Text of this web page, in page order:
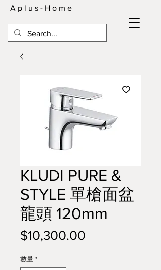
A p l u s - H o m e
KLUDI PURE &
STYLE 單槍面盆
龍頭 120mm
$10,300.00
數量 *